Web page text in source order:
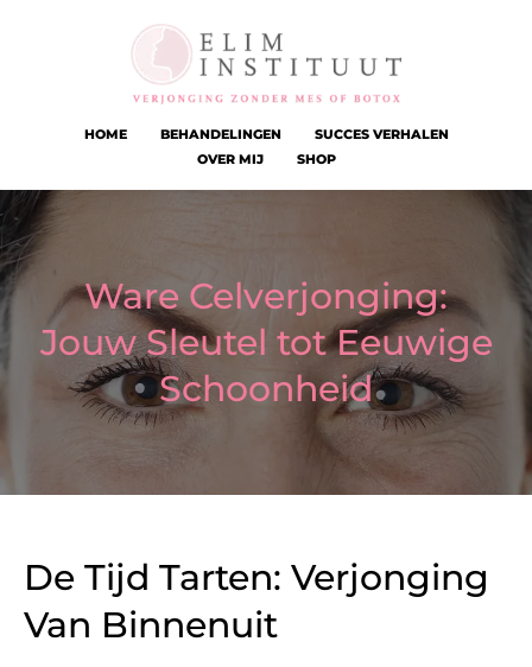
HOME BEHANDELINGEN
SUCCES VERHALEN
OVER MIJ
SHOP
Ware Celverjonging:
Jouw Sleutel tot Eeuwige
Schoonheid
De Tijd Tarten: Verjonging
Van Binnenuit